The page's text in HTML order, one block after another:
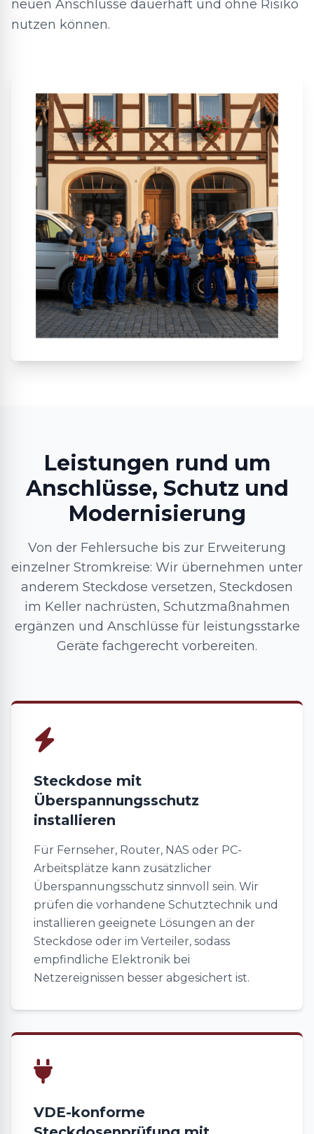
neuen Anschlüsse dauerhaft und ohne Risiko
nutzen können.
Leistungen rund um
Anschlüsse, Schutz und
Modernisierung
Von der Fehlersuche bis zur Erweiterung
einzelner Stromkreise: Wir übernehmen unter
anderem Steckdose versetzen, Steckdosen
im Keller nachrüsten, Schutzmaßnahmen
ergänzen und Anschlüsse für leistungsstarke
Geräte fachgerecht vorbereiten.
Steckdose mit
Überspannungsschutz
installieren
Für Fernseher, Router, NAS oder PC-
Arbeitsplätze kann zusätzlicher
Überspannungsschutz sinnvoll sein. Wir
prüfen die vorhandene Schutztechnik und
installieren geeignete Lösungen an der
Steckdose oder im Verteiler, sodass
empfindliche Elektronik bei
Netzereignissen besser abgesichert ist.
VDE-konforme